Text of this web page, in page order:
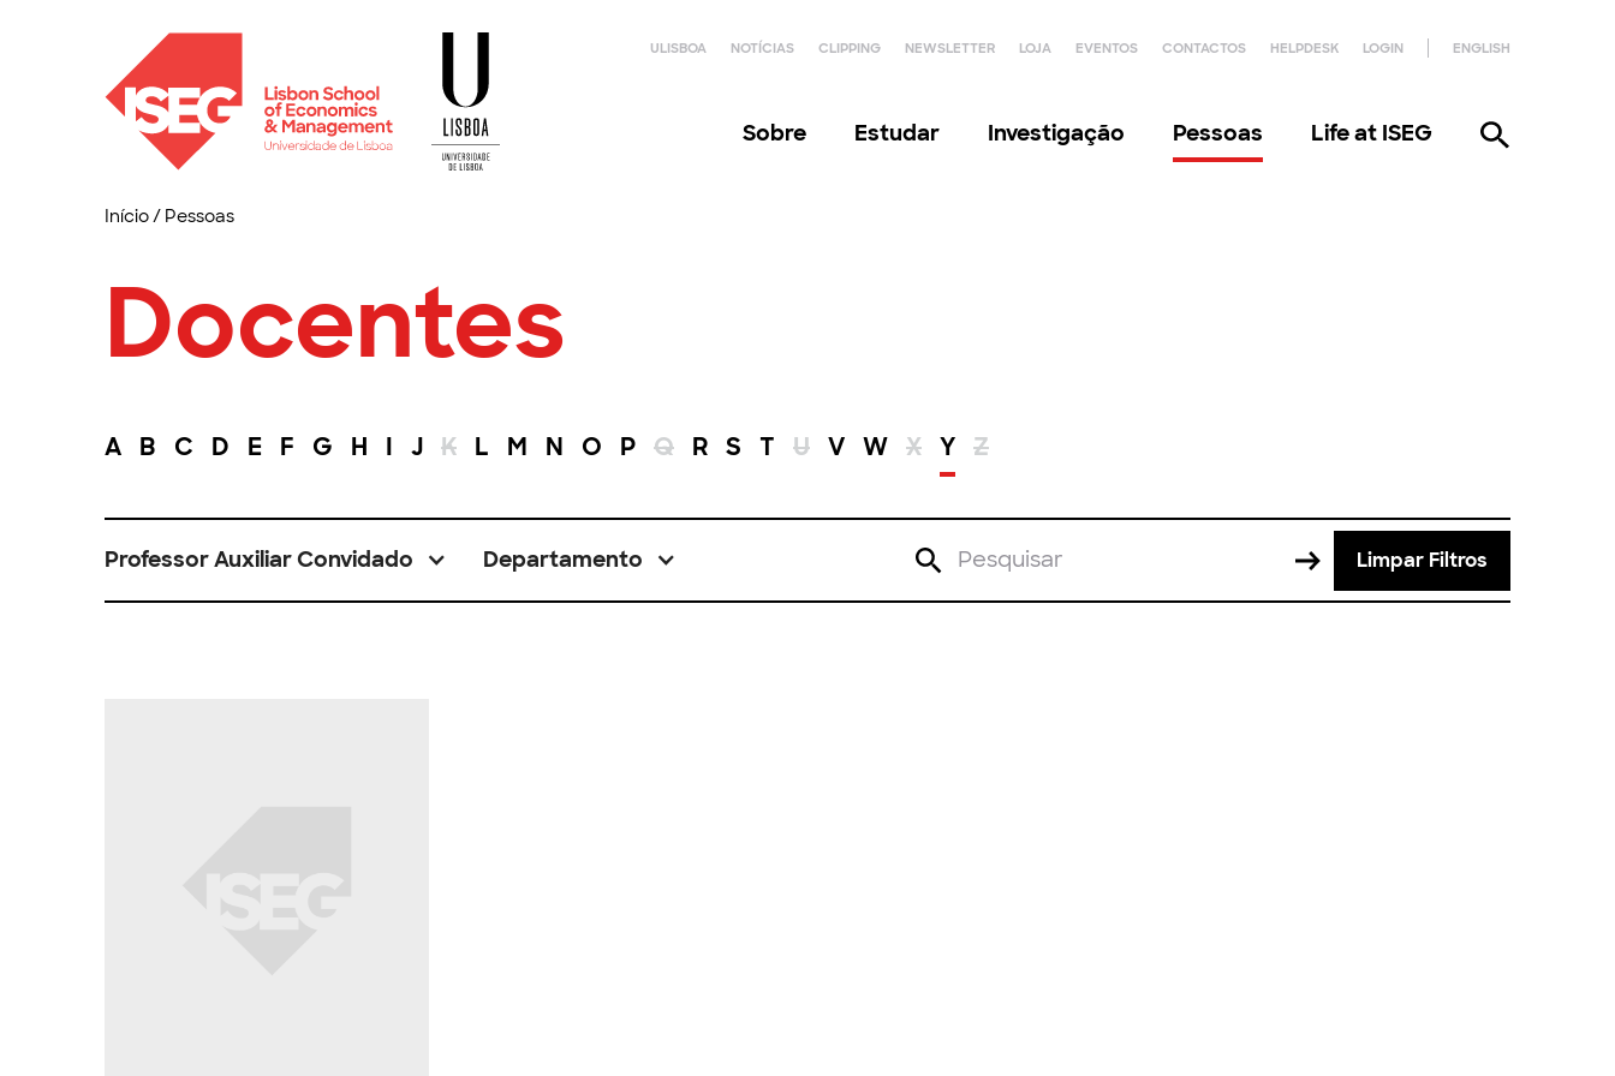
ULISBOA NOTÍCIAS CLIPPING NEWSLETTER LOJA EVENTOS CONTACTOS HELPDESK LOGIN ENGLISH
Sobre Estudar Investigação Pessoas Life at ISEG
Início/ Pessoas
Docentes
A B C D E F G H I J K L M N O P Q R S T U V W X Y Z
Professor Auxiliar Convidado Departamento Limpar Filtros